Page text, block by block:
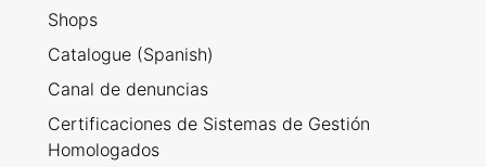
Shops
Catalogue (Spanish)
Canal de denuncias
Certificaciones de Sistemas de Gestión
Homologados